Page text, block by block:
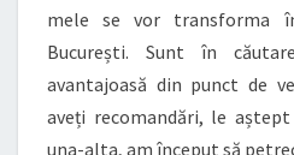
mele se vor transforma
București. Sunt în
avantajoasă din punct de
aveți recomandări, le
una-alta, am început să